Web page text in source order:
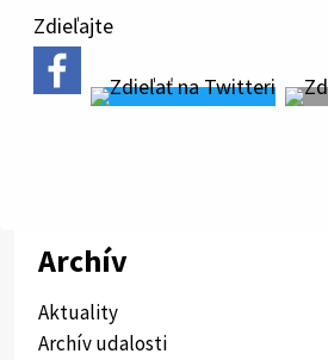
Zdieľajte
Archív
Aktuality
Archív udalosti